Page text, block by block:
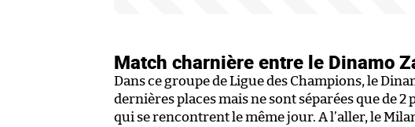
Match charnière entre le Dinamo
Dans ce groupe de Ligue des Champions, le
dernières places mais ne sont séparées que de 2
qui se rencontrent le même jour. A l’aller, le